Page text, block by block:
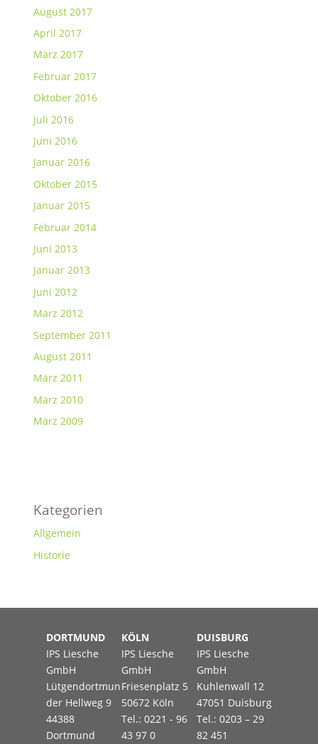
August 2017
April 2017
März 2017
Februar 2017
Oktober 2016
Juli 2016
Juni 2016
Januar 2016
Oktober 2015
Januar 2015
Februar 2014
Juni 2013
Januar 2013
Juni 2012
März 2012
September 2011
August 2011
März 2011
März 2010
März 2009
Kategorien
Allgemein
Historie
DORTMUND
IPS Liesche
GmbH
Lütgendortmun
der Hellweg 9
44388
Dortmund
KÖLN
IPS Liesche
GmbH
Friesenplatz 5
50672 Köln
Tel.: 0221 - 96
43 97 0
DUISBURG
IPS Liesche
GmbH
Kuhlenwall 12
47051 Duisburg
Tel.: 0203 – 29
82 451